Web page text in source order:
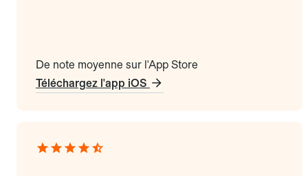
De note moyenne sur l'App Store
Téléchargez l'app iOS